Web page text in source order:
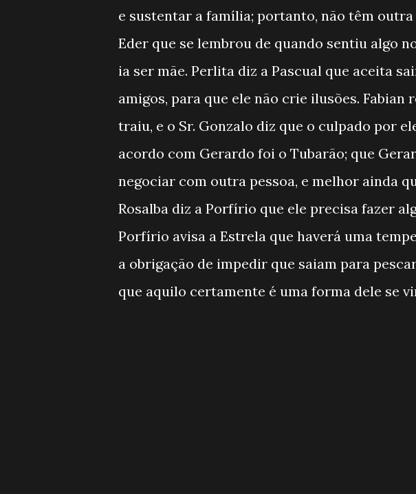
e sustentar a família; portanto, não têm
Eder que se lembrou de quando sentiu algo
ia ser mãe. Perlita diz a Pascual que aceita
amigos, para que ele não crie ilusões. Fabian
traiu, e o Sr. Gonzalo diz que o culpado por
acordo com Gerardo foi o Tubarão; que
negociar com outra pessoa, e melhor ainda
Rosalba diz a Porfírio que ele precisa fazer
Porfírio avisa a Estrela que haverá uma
a obrigação de impedir que saiam para
que aquilo certamente é uma forma dele se